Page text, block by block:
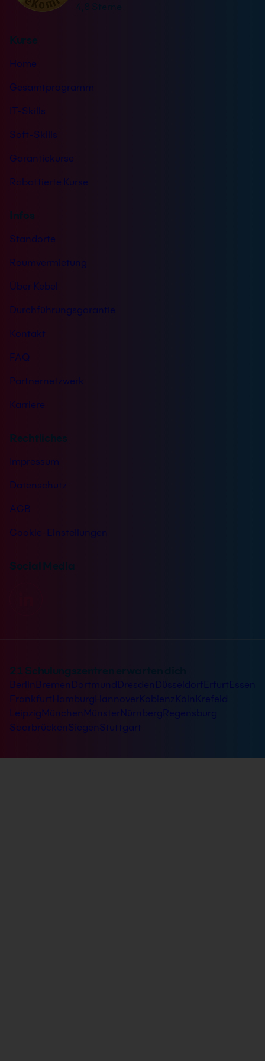
i
*
4,8 Sterne
Kurse
Home
Gesamtprogramm
IT-Skills
Soft-Skills
Garantiekurse
Rabattierte Kurse
Infos
Standorte
Raumvermietung
Über Kebel
Durchführungsgarantie
Kontakt
FAQ
Partnernetzwerk
Karriere
Rechtliches
Impressum
Datenschutz
AGB
Cookie-Einstellungen
Social Media
21 Schulungszentren erwarten dich
Berlin Bremen Dortmund ErfurtEssen
FrankfurtHamburgHannover
Krefeld
LeipzigMünchen Münster
SaarbrückenSiegen Stuttgart